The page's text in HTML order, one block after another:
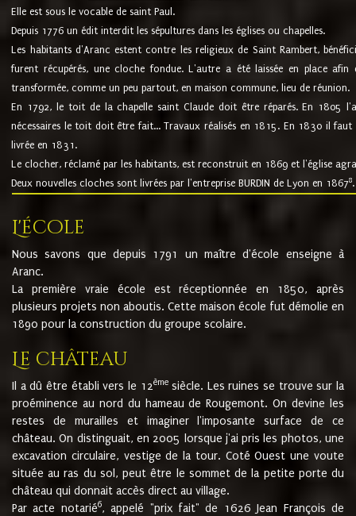
Elle est sous le vocable de saint Paul.
Depuis 1776 un édit interdit les sépultures dans les églises ou chapelles.
Les habitants d'Aranc estent contre les religieux de Saint Rambert,
furent récupérés, une cloche fondue. L'autre a été laissée en place
transformée, comme un peu partout, en maison commune, lieu de réunion.
En 1792, le toit de la chapelle saint Claude doit être réparés. En 1805
nécessaires le toit doit être fait... Travaux réalisés en 1815. En 1830 il
livrée en 1831.
Le clocher, réclamé par les habitants, est reconstruit en 1869 et l'église
Deux nouvelles cloches sont livrées par l'entreprise BURDIN de Lyon en 18678.
L'école
Nous savons que depuis 1791 un maître d'école enseigne à
Aranc.
La première vraie école est réceptionnée en 1850, après
plusieurs projets non aboutis. Cette maison école fut démolie en
1890 pour la construction du groupe scolaire.
Le château
Il a dû être établi vers le 12èmesiècle. Les ruines se trouve sur la
proéminence au nord du hameau de Rougemont. On devine les
restes de murailles et imaginer l'imposante surface de ce
château. On distinguait, en 2005 lorsque j'ai pris les photos, une
excavation circulaire, vestige de la tour. Coté Ouest une voute
située au ras du sol, peut être le sommet de la petite porte du
château qui donnait accès direct au village.
Par acte notarié6, appelé "prix fait" de 1626 Jean François de